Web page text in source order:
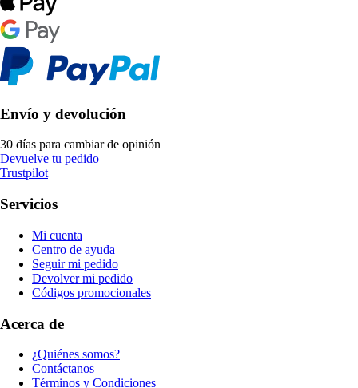
Envío y devolución
30 días para cambiar de opinión
Devuelve tu pedido
Trustpilot
Servicios
Mi cuenta
Centro de ayuda
Seguir mi pedido
Devolver mi pedido
Códigos promocionales
Acerca de
¿Quiénes somos?
Contáctanos
Términos y Condiciones